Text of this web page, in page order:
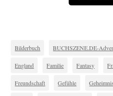
Bilderbuch BUCHSZENE.DE-
England Familie Fantasy
Freundschaft Gefühle Geheimnis